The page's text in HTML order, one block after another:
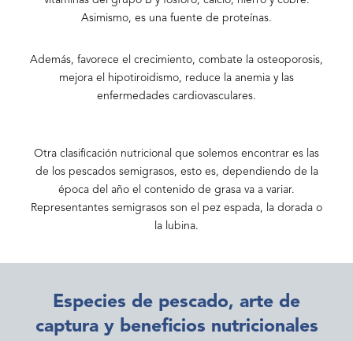
Asimismo, es una fuente de proteínas.
Además, favorece el crecimiento, combate la osteoporosis,
mejora el hipotiroidismo, reduce la anemia y las
enfermedades cardiovasculares.
Otra clasificación nutricional que solemos encontrar es las
de los pescados semigrasos, esto es, dependiendo de la
época del año el contenido de grasa va a variar.
Representantes semigrasos son el pez espada, la dorada o
la lubina.
Especies de pescado, arte de
captura y beneficios nutricionales